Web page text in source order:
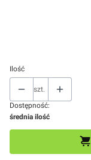
Ilość
szt.
Dostępność:
średnia ilość